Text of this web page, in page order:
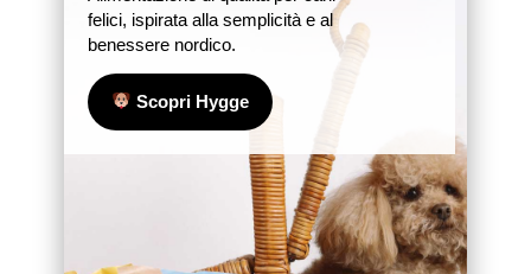
felici, ispirata alla semplicità e al
benessere nordico.
Scopri Hygge